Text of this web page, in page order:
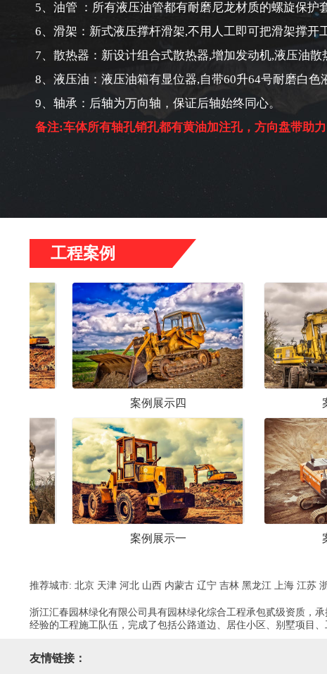
5、油管 ：所有液压油管都有耐磨尼龙材质的螺旋保护
6、滑架：新式液压撑杆滑架,不用人工即可把滑架撑开
7、散热器：新设计组合式散热器,增加发动机,液压油散
8、液压油：液压油箱有显位器,自带60升64号耐磨白色
9、轴承：后轴为万向轴，保证后轴始终同心。
备注:车体所有轴孔销孔都有黄油加注孔，方向盘带助力
工程案例
推荐城市: 北京 天津 河北 山西 内蒙古 辽宁 吉林 黑龙江 上海 江苏
浙江汇春园林绿化有限公司具有园林绿化综合工程承包贰级资质，
经验的工程施工队伍，完成了包括公路道边、居住小区、别墅项目
友情链接：